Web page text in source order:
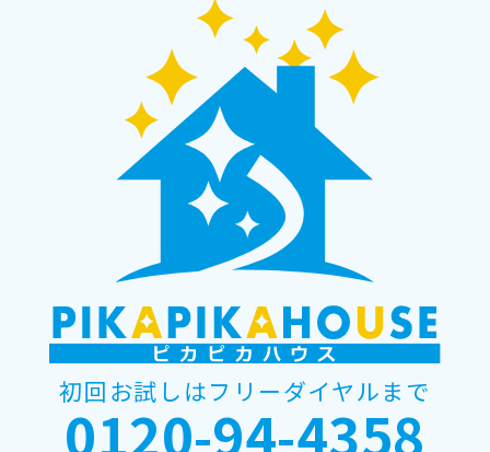
初回お試しはフリーダイヤルまで
0120-94-4358